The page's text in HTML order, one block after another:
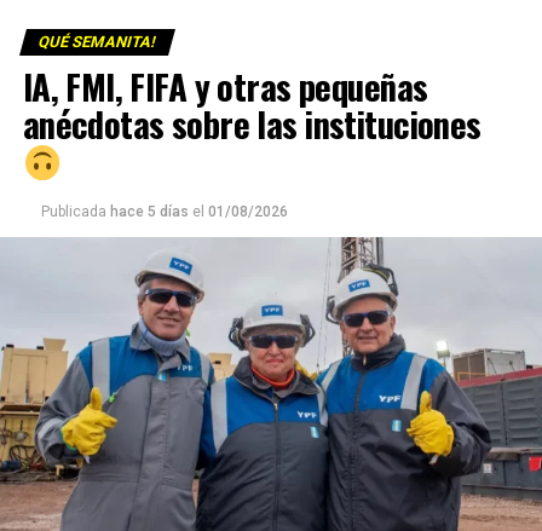
QUÉ SEMANITA!
IA, FMI, FIFA y otras pequeñas
anécdotas sobre las instituciones
Publicada hace 5 días el 01/08/2026